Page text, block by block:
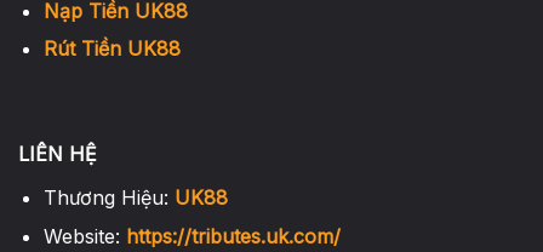
Nạp Tiền UK88
Rút Tiền UK88
LIÊN HỆ
Thương Hiệu: UK88
Website: https://tributes.uk.com/